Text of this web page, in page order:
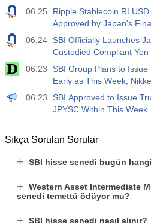
06.25
Ripple Stablecoin
Approved by Japan's
06.24
SBI Officially Launches
Custodied Compliant
06.23
SBI Group Plans to
Early as This Week,
06.23
SBI Approved to Issue
JPYSC Within This Week
Sıkça Sorulan Sorular
SBI hisse senedi bugün
Western Asset Intermediate
senedi temettü ödüyor mu?
SBI hisse senedi nasıl alınır?